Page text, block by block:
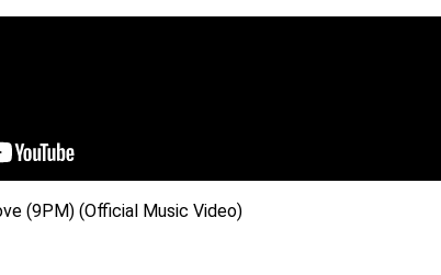
(9PM) (Official Music Video)